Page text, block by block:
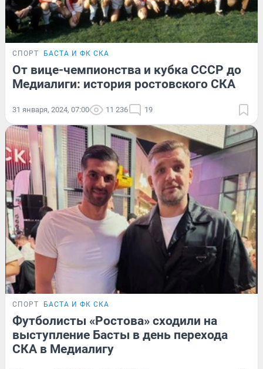
СПОРТ БАСТА И ФК СКА
От вице-чемпионства и кубка СССР до
Медиалиги: история ростовского СКА
31 января, 2024, 07:00 11 236 19
СПОРТ БАСТА И ФК СКА
Футболисты «Ростова» сходили на
выступление Басты в день перехода
СКА в Медиалигу